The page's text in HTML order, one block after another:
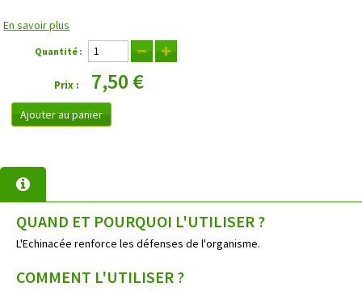
En savoir plus
Quantité :
Prix : 7,50 €
Ajouter au panier
QUAND ET POURQUOI L'UTILISER ?
L'Echinacée renforce les défenses de l'organisme.
COMMENT L'UTILISER ?